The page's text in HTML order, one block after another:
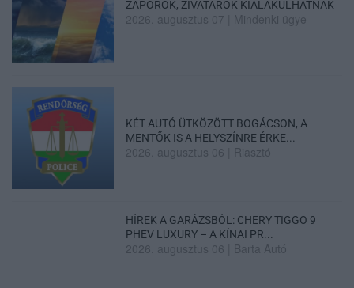
ZÁPOROK, ZIVATAROK KIALAKULHATNAK
2026. augusztus 07 Mindenki ügye
KÉT AUTÓ ÜTKÖZÖTT BOGÁCSON, A
MENTŐK IS A HELYSZÍNRE ÉRKE...
2026. augusztus 06 Riasztó
HÍREK A GARÁZSBÓL: CHERY TIGGO 9
PHEV LUXURY – A KÍNAI PR...
2026. augusztus 06 Barta Autó